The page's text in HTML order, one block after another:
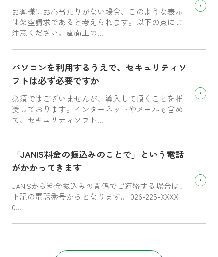
お客様にお心当たりがない場合、このような表示
は架空請求であると考えられます。以下の点にご
注意ください。画面上の...
パソコンを利用するうえで、セキュリティソ
フトは必ず必要ですか
必須ではございませんが、導入して頂くことを推
奨しております。インターネットやメールも含め
て、セキュリティソフト...
「JANIS料金の振込みのことで」という電話
がかかってきます
JANISから料金振込みの関係でご連絡する場合は、
下記の電話番号からとなります。 026-225-XXXX
0...